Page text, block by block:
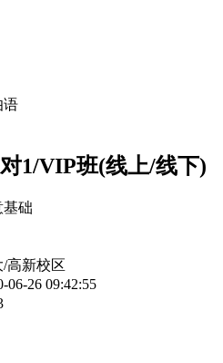
语
1/VIP班(线上/线下)
基础
/高新校区
06-26 09:42:55